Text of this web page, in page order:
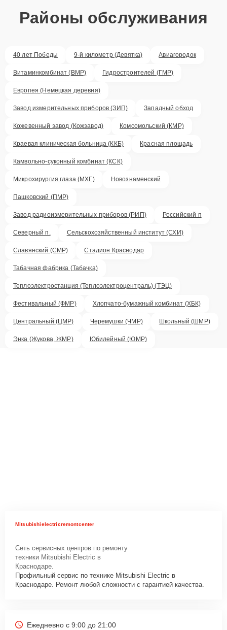
Районы обслуживания
40 лет Победы 9-й километр (Девятка) Авиагородок
Витаминкомбинат (ВМР) Гидростроителей (ГМР)
Европея (Немецкая деревня)
Завод измерительных приборов (ЗИП) Западный обход
Кожевенный завод (Кожзавод) Комсомольский (КМР)
Краевая клиническая больница (ККБ) Красная площадь
Камвольно-суконный комбинат (КСК)
Микрохирургия глаза (МХГ) Новознаменский
Пашковский (ПМР)
Завод радиоизмерительных приборов (РИП) Российский п
Северный п. Сельскохозяйственный институт (СХИ)
Славянский (СМР) Стадион Краснодар
Табачная фабрика (Табачка)
Теплоэлектростанция (Теплоэлектроцентраль) (ТЭЦ)
Фестивальный (ФМР) Хлопчато-бумажный комбинат (ХБК)
Центральный (ЦМР) Черемушки (ЧМР) Школьный (ШМР)
Энка (Жукова, ЖМР) Юбилейный (ЮМР)
Mitsubishielectricremontcenter
Сеть сервисных центров по ремонту
техники Mitsubishi Electric в
Краснодаре.
Профильный сервис по технике Mitsubishi Electric в
Краснодаре. Ремонт любой сложности с гарантией качества.
Ежедневно с 9:00 до 21:00